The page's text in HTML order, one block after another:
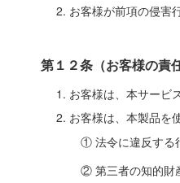
お客様が前項の侵害
第１２条（お客様の責
お客様は、本サービ
お客様は、本製品を
① 法令に違反する
② 第三者の知的財